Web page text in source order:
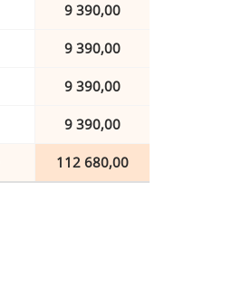
9 390,00
9 390,00
9 390,00
9 390,00
112 680,00